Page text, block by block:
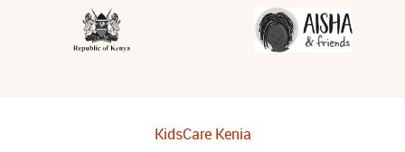
KidsCare Kenia